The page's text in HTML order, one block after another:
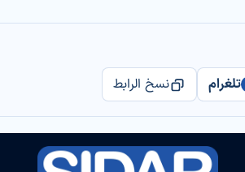
تلغرام نسخ الرابط